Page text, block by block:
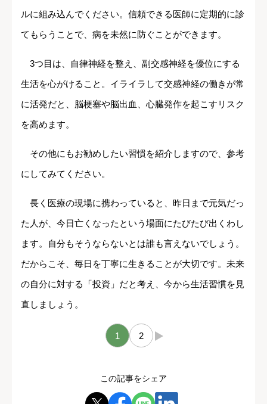
ルに組み込んでください。信頼できる医師に定期的に診
てもらうことで、病を未然に防ぐことができます。
3つ目は、自律神経を整え、副交感神経を優位にする
生活を心がけること。イライラして交感神経の働きが常
に活発だと、脳梗塞や脳出血、心臓発作を起こすリスク
を高めます。
その他にもお勧めしたい習慣を紹介しますので、参考
にしてみてください。
長く医療の現場に携わっていると、昨日まで元気だっ
た人が、今日亡くなったという場面にたびたび出くわし
ます。自分もそうならないとは誰も言えないでしょう。
だからこそ、毎日を丁寧に生きることが大切です。未来
の自分に対する「投資」だと考え、今から生活習慣を見
直しましょう。
1 2 →
この記事をシェア